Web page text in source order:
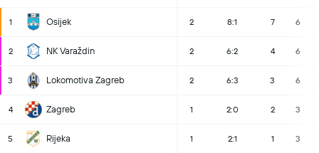
1 Osijek 2 8:1 7 6
2 NK Varaždin 2 6:2 4 6
3 Lokomotiva Zagreb 2 6:3 3 6
4 Zagreb 1 2:0 2 3
5 Rijeka 1 2:1 1 3